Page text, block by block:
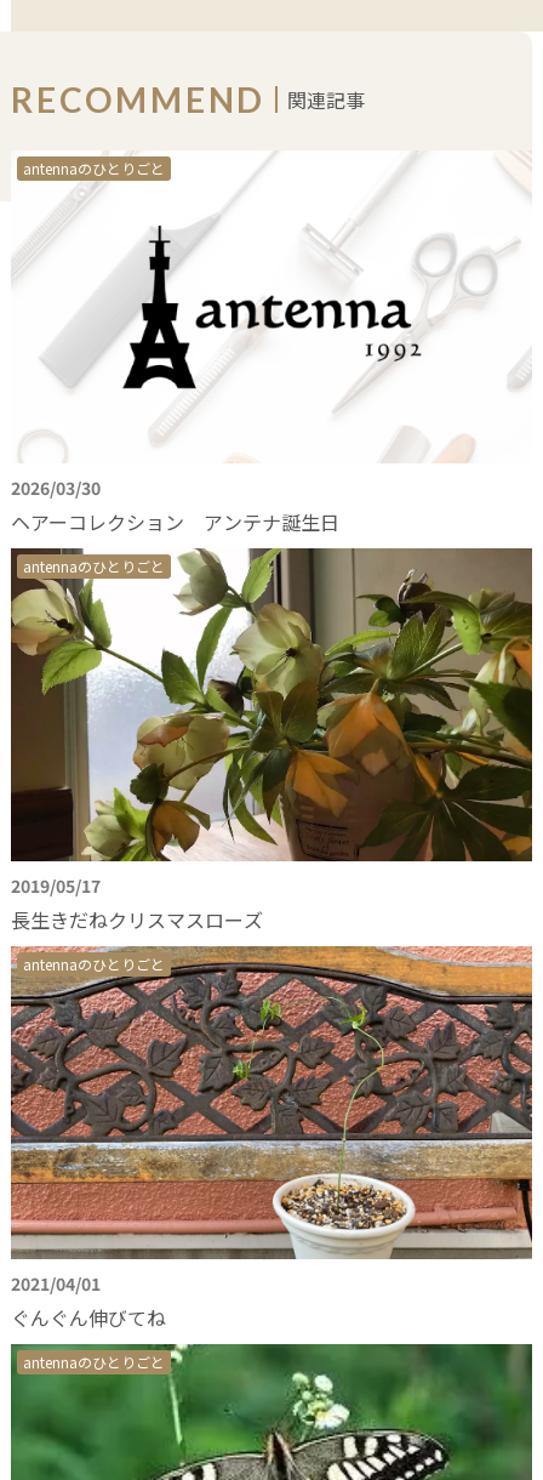
RECOMMEND 関連記事
antennaのひとりごと
2026/03/30
ヘアーコレクション アンテナ誕生日
antennaのひとりごと
2019/05/17
長生きだねクリスマスローズ
antennaのひとりごと
2021/04/01
ぐんぐん伸びてね
antennaのひとりごと